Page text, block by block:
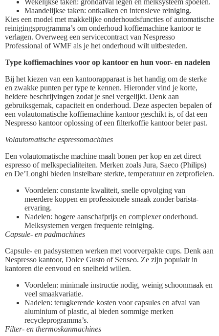
Wekelijkse taken: grondafval legen en melksysteem spoelen.
Maandelijkse taken: ontkalken en intensieve reiniging.
Kies een model met makkelijke onderhoudsfuncties of automatische
reinigingsprogramma’s om onderhoud koffiemachine kantoor te
verlagen. Overweeg een servicecontract van Nespresso
Professional of WMF als je het onderhoud wilt uitbesteden.
Type koffiemachines voor op kantoor en hun voor- en nadelen
Bij het kiezen van een kantoorapparaat is het handig om de sterke
en zwakke punten per type te kennen. Hieronder vind je korte,
heldere beschrijvingen zodat je snel vergelijkt. Denk aan
gebruiksgemak, capaciteit en onderhoud. Deze aspecten bepalen of
een volautomatische koffiemachine kantoor geschikt is, of dat een
Nespresso kantoor oplossing of een filterkoffie kantoor beter past.
Volautomatische espressomachines
Een volautomatische machine maalt bonen per kop en zet direct
espresso of melkspecialiteiten. Merken zoals Jura, Saeco (Philips)
en De’Longhi bieden instelbare sterkte, temperatuur en zetprofielen.
Voordelen: constante kwaliteit, snelle opvolging van
meerdere koppen en professionele smaak zonder barista-
ervaring.
Nadelen: hogere aanschafprijs en complexer onderhoud.
Melksystemen vergen frequente reiniging.
Capsule- en padmachines
Capsule- en padsystemen werken met voorverpakte cups. Denk aan
Nespresso kantoor, Dolce Gusto of Senseo. Ze zijn populair in
kantoren die eenvoud en snelheid willen.
Voordelen: minimale instructie nodig, weinig schoonmaak en
veel smaakvariatie.
Nadelen: terugkerende kosten voor capsules en afval van
aluminium of plastic, al bieden sommige merken
recycleprogramma’s.
Filter- en thermoskanmachines